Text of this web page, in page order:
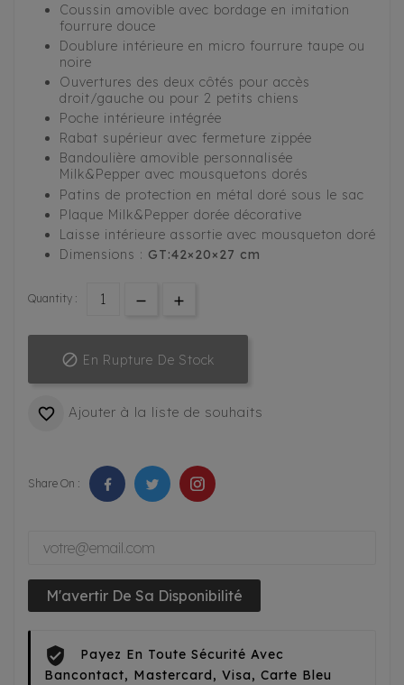
Coussin amovible avec bordage en imitation
fourrure douce
Doublure intérieure en micro fourrure taupe ou
noire
Ouvertures des deux côtés pour accès
droit/gauche ou pour 2 petits chiens
Poche intérieure intégrée
Rabat supérieur avec fermeture zippée
Bandoulière amovible personnalisée
Milk&Pepper avec mousquetons dorés
Patins de protection en métal doré sous le sac
Plaque Milk&Pepper dorée décorative
Laisse intérieure assortie avec mousqueton doré
Dimensions : GT:42×20×27 cm
Quantity :
 En Rupture De Stock
 Ajouter à la liste de souhaits
Share On :
M'avertir De Sa Disponibilité
Payez En Toute Sécurité Avec
Bancontact, Mastercard, Visa, Carte Bleu